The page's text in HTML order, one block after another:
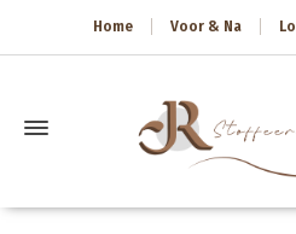
Home Voor & Na